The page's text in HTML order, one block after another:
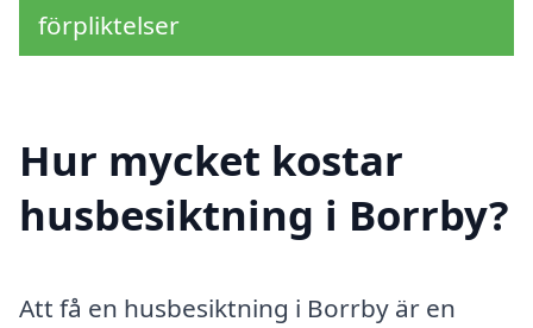
förpliktelser
Hur mycket kostar
husbesiktning i Borrby?
Att få en husbesiktning i Borrby är en